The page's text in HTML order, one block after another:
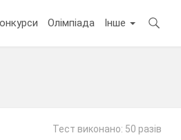
Олімпіада Інше
Тест виконано: 50 разів